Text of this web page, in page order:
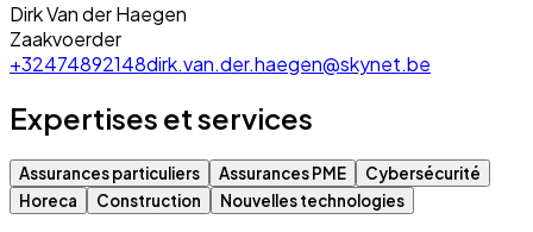
Dirk Van der Haegen
Zaakvoerder
+32474892148dirk.van.der.haegen@skynet.be
Expertises et services
Assurances particuliers Assurances PME
Cybersécurité
Horeca
Construction Nouvelles technologies